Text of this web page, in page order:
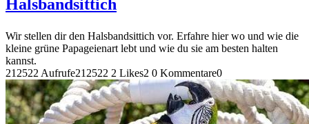
Halsbandsittich
Wir stellen dir den Halsbandsittich vor. Erfahre hier wo und wie die
kleine grüne Papageienart lebt und wie du sie am besten halten
kannst.
212522 Aufrufe212522 2 Likes2 0 Kommentare0